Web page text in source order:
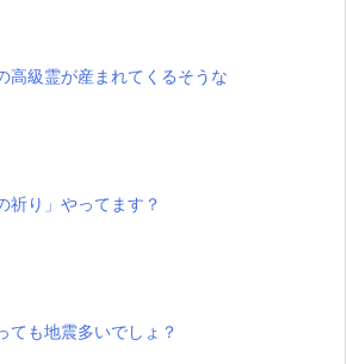
高級霊が産まれてくるそうな
祈り」やってます？
ても地震多いでしょ？